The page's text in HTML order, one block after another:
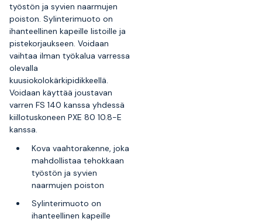
työstön ja syvien naarmujen
poiston. Sylinterimuoto on
ihanteellinen kapeille listoille ja
pistekorjaukseen. Voidaan
vaihtaa ilman työkalua varressa
olevalla
kuusiokolokärkipidikkeellä.
Voidaan käyttää joustavan
varren FS 140 kanssa yhdessä
kiillotuskoneen PXE 80 10.8-E
kanssa.
Kova vaahtorakenne, joka
mahdollistaa tehokkaan
työstön ja syvien
naarmujen poiston
Sylinterimuoto on
ihanteellinen kapeille